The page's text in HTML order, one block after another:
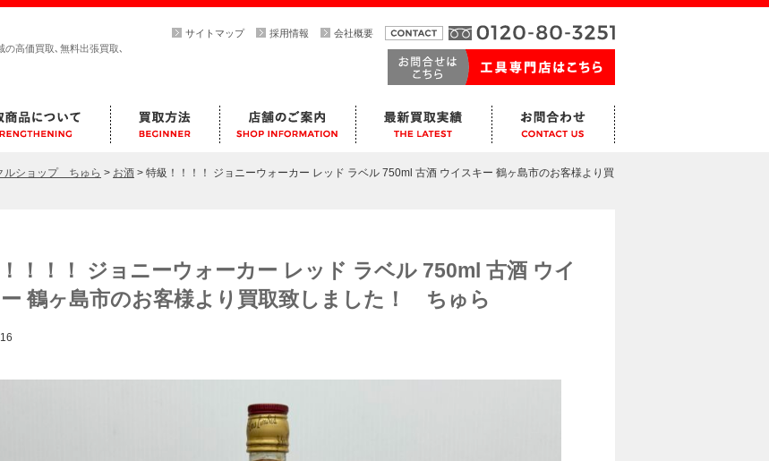
高価買取､無料出張買取､
サイトマップ 採用情報 会社概要
ルショップ ちゅら > お酒 > 特級！！！！ ジョニーウォーカー レッド ラベル 750ml 古酒 ウイスキー 鶴ヶ島市のお客様より買
！！！ ジョニーウォーカー レッド ラベル 750ml 古酒 ウイ
鶴ヶ島市のお客様より買取致しました！ ちゅら